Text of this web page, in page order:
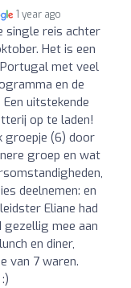
1 year ago
single reis achter
Het is een
met veel
en de
uitstekende
op te laden!
groepje (6) door
groep en wat
deelnemen: en
Eliane had
gezellig mee aan
en diner,
van 7 waren.